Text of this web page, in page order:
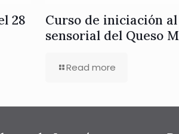
28
Curso de iniciación
sensorial del Queso
Read more